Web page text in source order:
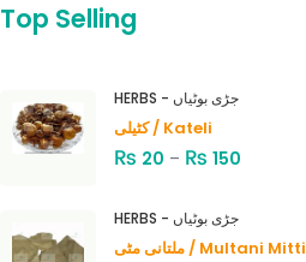
Top Selling
HERBS - جڑی بوٹیاں
کٹیلی / Kateli
₨ 20 – ₨ 150
HERBS - جڑی بوٹیاں
ملتانی مٹی / Multani Mitti